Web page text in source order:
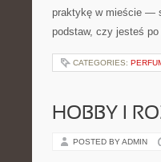
praktykę w mieście —
podstaw, czy jesteś
CATEGORIES:
HOBBY I
POSTED BY ADMIN